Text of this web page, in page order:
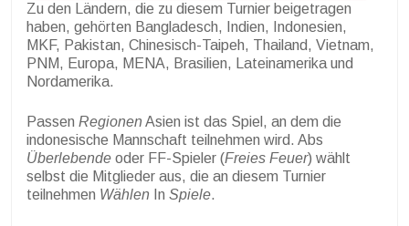
Zu den Ländern, die zu diesem Turnier beigetragen
haben, gehörten Bangladesch, Indien, Indonesien,
MKF, Pakistan, Chinesisch-Taipeh, Thailand, Vietnam,
PNM, Europa, MENA, Brasilien, Lateinamerika und
Nordamerika.
Passen Regionen Asien ist das Spiel, an dem die
indonesische Mannschaft teilnehmen wird. Abs
Überlebende oder FF-Spieler (Freies Feuer) wählt
selbst die Mitglieder aus, die an diesem Turnier
teilnehmen Wählen In Spiele.